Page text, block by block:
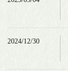
2024/12/30